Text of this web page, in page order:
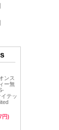
ンス
ー無
テッ
円)